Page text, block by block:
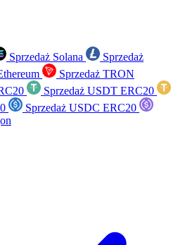
Sprzedaż Solana
Sprzedaż
Sprzedaż TRON
Sprzedaż USDT ERC20
Sprzedaż USDC ERC20